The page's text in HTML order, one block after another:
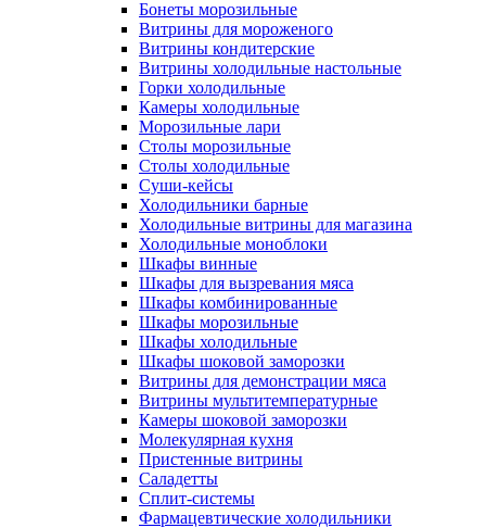
Бонеты морозильные
Витрины для мороженого
Витрины кондитерские
Витрины холодильные настольные
Горки холодильные
Камеры холодильные
Морозильные лари
Столы морозильные
Столы холодильные
Суши-кейсы
Холодильники барные
Холодильные витрины для магазина
Холодильные моноблоки
Шкафы винные
Шкафы для вызревания мяса
Шкафы комбинированные
Шкафы морозильные
Шкафы холодильные
Шкафы шоковой заморозки
Витрины для демонстрации мяса
Витрины мультитемпературные
Камеры шоковой заморозки
Молекулярная кухня
Пристенные витрины
Саладетты
Сплит-системы
Фармацевтические холодильники